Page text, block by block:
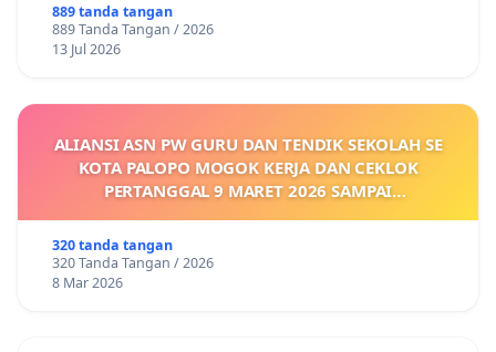
889 tanda tangan
889 Tanda Tangan / 2026
13 Jul 2026
ALIANSI ASN PW GURU DAN TENDIK SEKOLAH SE
KOTA PALOPO MOGOK KERJA DAN CEKLOK
PERTANGGAL 9 MARET 2026 SAMPAI
KEJELASAN SUMBER GAJI POKOK
320 tanda tangan
320 Tanda Tangan / 2026
8 Mar 2026